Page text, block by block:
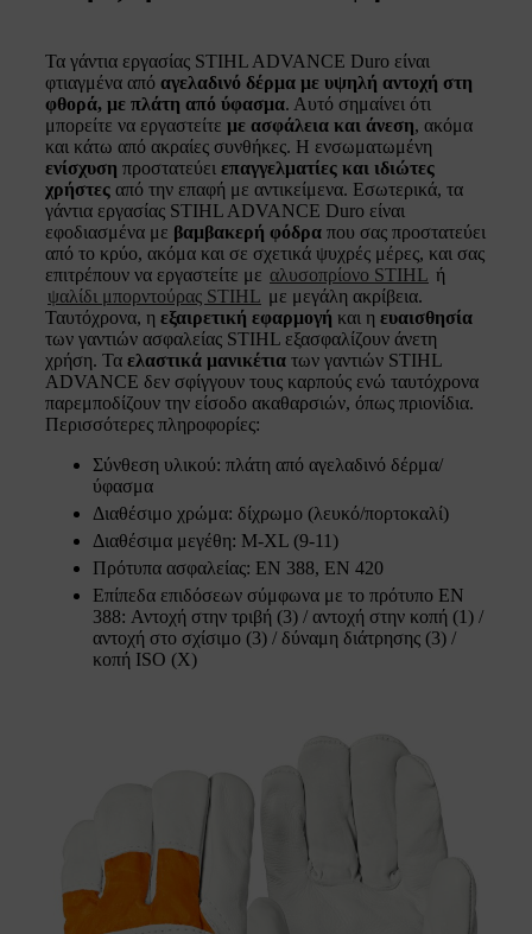
Τα γάντια εργασίας STIHL ADVANCE Duro είναι
φτιαγμένα από αγελαδινό δέρμα με υψηλή αντοχή στη
φθορά, με πλάτη από ύφασμα. Αυτό σημαίνει ότι
μπορείτε να εργαστείτε με ασφάλεια και άνεση, ακόμα
και κάτω από ακραίες συνθήκες. Η ενσωματωμένη
ενίσχυση προστατεύει επαγγελματίες και ιδιώτες
χρήστες από την επαφή με αντικείμενα. Εσωτερικά, τα
γάντια εργασίας STIHL ADVANCE Duro είναι
εφοδιασμένα με βαμβακερή φόδρα που σας προστατεύει
από το κρύο, ακόμα και σε σχετικά ψυχρές μέρες, και σας
επιτρέπουν να εργαστείτε με αλυσοπρίονο STIHL ή
ψαλίδι μπορντούρας STIHL με μεγάλη ακρίβεια.
Ταυτόχρονα, η εξαιρετική εφαρμογή και η ευαισθησία
των γαντιών ασφαλείας STIHL εξασφαλίζουν άνετη
χρήση. Τα ελαστικά μανικέτια των γαντιών STIHL
ADVANCE δεν σφίγγουν τους καρπούς ενώ ταυτόχρονα
παρεμποδίζουν την είσοδο ακαθαρσιών, όπως πριονίδια.
Περισσότερες πληροφορίες:
Σύνθεση υλικού: πλάτη από αγελαδινό δέρμα/
ύφασμα
Διαθέσιμο χρώμα: δίχρωμο (λευκό/πορτοκαλί)
Διαθέσιμα μεγέθη: M-XL (9-11)
Πρότυπα ασφαλείας: EN 388, EN 420
Επίπεδα επιδόσεων σύμφωνα με το πρότυπο EN
388: Αντοχή στην τριβή (3) / αντοχή στην κοπή (1) /
αντοχή στο σχίσιμο (3) / δύναμη διάτρησης (3) /
κοπή ISO (X)